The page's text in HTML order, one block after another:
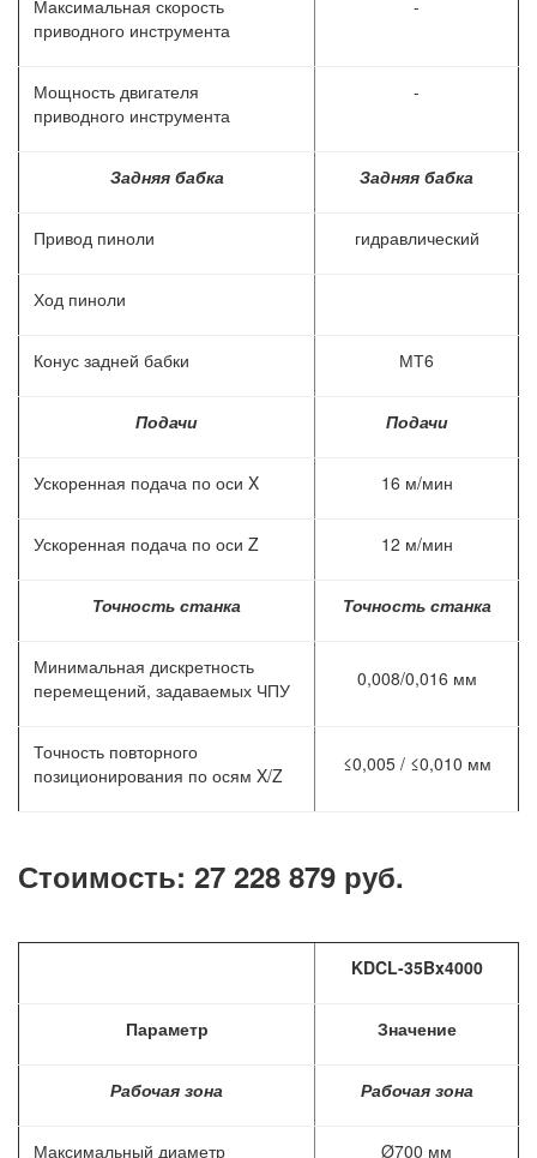
Максимальная скорость
приводного инструмента
-
Мощность двигателя
приводного инструмента
-
Задняя бабка Задняя бабка
Привод пиноли гидравлический
Ход пиноли
Конус задней бабки МТ6
Подачи Подачи
Ускоренная подача по оси X 16 м/мин
Ускоренная подача по оси Z 12 м/мин
Точность станка Точность станка
Минимальная дискретность
перемещений, задаваемых ЧПУ
0,008/0,016 мм
Точность повторного
позиционирования по осям X/Z
≤0,005 / ≤0,010 мм
Стоимость: 27 228 879 руб.
KDCL-35Bx4000
Параметр Значение
Рабочая зона Рабочая зона
Максимальный диаметр
Ø700 мм